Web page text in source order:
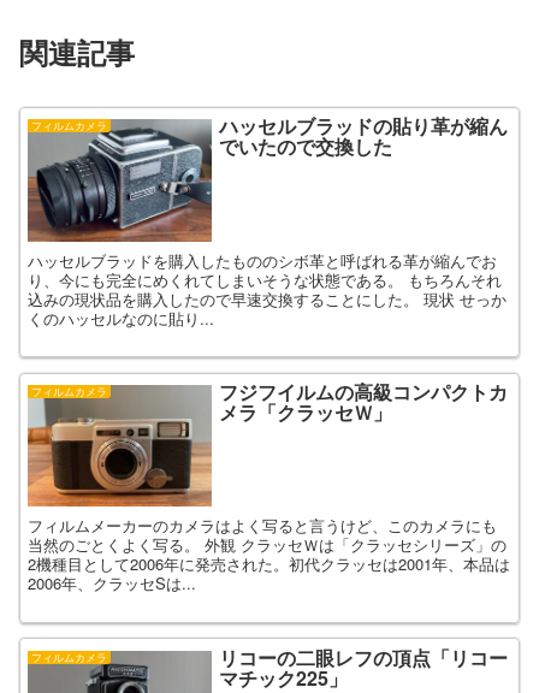
関連記事
フィルムカメラ ハッセルブラッドの貼り革が縮ん
でいたので交換した
ハッセルブラッドを購入したもののシボ革と呼ばれる革が縮んでお
り、今にも完全にめくれてしまいそうな状態である。 もちろんそれ
込みの現状品を購入したので早速交換することにした。 現状 せっか
くのハッセルなのに貼り...
フィルムカメラ フジフイルムの高級コンパクトカ
メラ「クラッセＷ」
フィルムメーカーのカメラはよく写ると言うけど、このカメラにも
当然のごとくよく写る。 外観 クラッセＷは「クラッセシリーズ」の
2機種目として2006年に発売された。初代クラッセは2001年、本品は
2006年、クラッセSは...
フィルムカメラ リコーの二眼レフの頂点「リコー
マチック225」